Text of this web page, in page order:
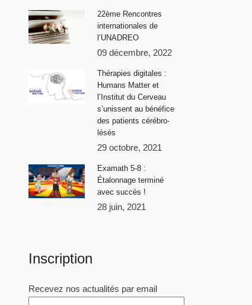
22ème Rencontres
internationales de
l’UNADREO
09 décembre, 2022
Thérapies digitales :
Humans Matter et
l’Institut du Cerveau
s’unissent au bénéfice
des patients cérébro-
lésés
29 octobre, 2021
Examath 5-8 :
Étalonnage terminé
avec succès !
28 juin, 2021
Inscription
Recevez nos actualités par email